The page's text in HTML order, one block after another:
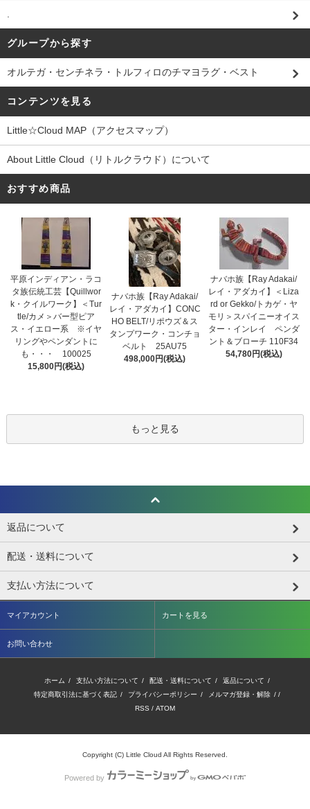
グループから探す
オルテガ・センチネラ・トルフィロのチマヨラグ・ベスト
コンテンツを見る
Little☆Cloud MAP（アクセスマップ）
About Little Cloud（リトルクラウド）について
おすすめ商品
平原インディアン・ラコ
タ族伝統工芸【Quillwor
k・クイルワーク】＜Tur
tle/カメ＞バー型ピア
ス・イエロー系 ※イヤ
リングやペンダントに
も・・・ 100025
15,800円(税込)
ナバホ族【Ray Adakai/
レイ・アダカイ】CONC
HO BELT/リポウズ＆ス
タンプワーク・コンチョ
ベルト 25AU75
498,000円(税込)
ナバホ族【Ray Adakai/
レイ・アダカイ】＜Liza
rd or Gekko/トカゲ・ヤ
モリ＞スパイニーオイス
ター・インレイ ペンダ
ント＆ブローチ 110F34
54,780円(税込)
もっと見る
返品について
配送・送料について
支払い方法について
マイアカウント カートを見る
お問い合わせ
ホーム / 支払い方法について / 配送・送料について / 返品について /
特定商取引法に基づく表記 / プライバシーポリシー / メルマガ登録・解除 / /
RSS / ATOM
Copyright (C) Little Cloud All Rights Reserved.
Powered by